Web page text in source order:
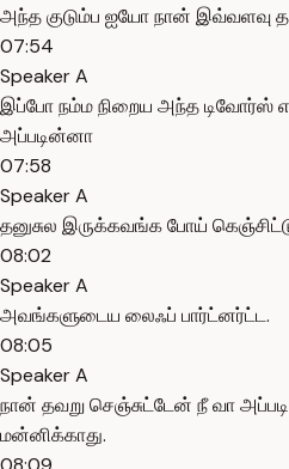
அந்த குடும்ப ஐயோ நான் இவ்வளவு
07:54
Speaker A
இப்போ நம்ம நிறைய அந்த டிவோர்ஸ்
அப்படின்னா
07:58
Speaker A
தனுசுல இருக்கவங்க போய்
08:02
Speaker A
அவங்களுடைய லைஃப் பார்ட்னர்ட்ட.
08:05
Speaker A
நான் தவறு செஞ்சுட்டேன் நீ வா
மன்னிக்காது.